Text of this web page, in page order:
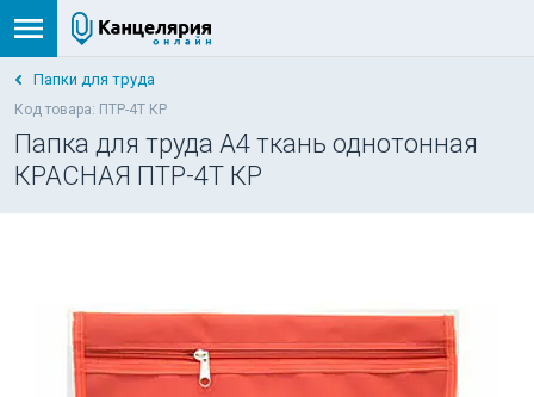
Папки для труда
Код товара: ПТР-4Т КР
Папка для труда А4 ткань однотонная
КРАСНАЯ ПТР-4Т КР